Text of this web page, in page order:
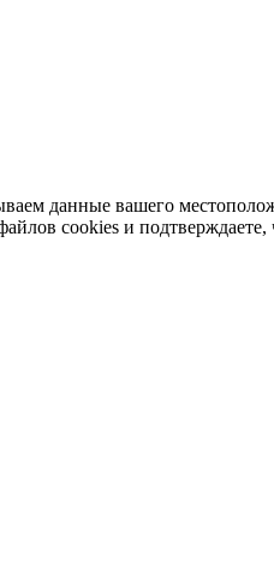
данные вашего
cookies и подтверждаете,